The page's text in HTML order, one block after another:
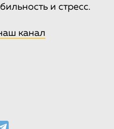
и стресс.
канал